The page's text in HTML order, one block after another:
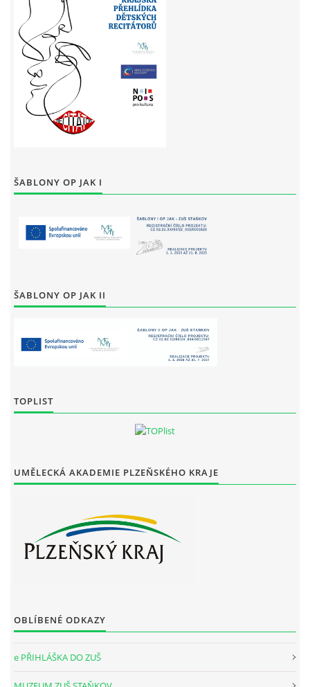
ŠABLONY OP JAK I
ŠABLONY OP JAK II
TOPLIST
UMĚLECKÁ AKADEMIE PLZEŇSKÉHO KRAJE
OBLÍBENÉ ODKAZY
e PŘIHLÁŠKA DO ZUŠ